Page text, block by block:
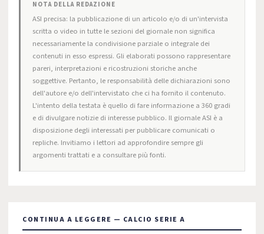
NOTA DELLA REDAZIONE
ASI precisa: la pubblicazione di un articolo e/o di un'intervista
scritta o video in tutte le sezioni del giornale non significa
necessariamente la condivisione parziale o integrale dei
contenuti in esso espressi. Gli elaborati possono rappresentare
pareri, interpretazioni e ricostruzioni storiche anche
soggettive. Pertanto, le responsabilità delle dichiarazioni sono
dell'autore e/o dell'intervistato che ci ha fornito il contenuto.
L'intento della testata è quello di fare informazione a 360 gradi
e di divulgare notizie di interesse pubblico. Il giornale ASI è a
disposizione degli interessati per pubblicare comunicati o
repliche. Invitiamo i lettori ad approfondire sempre gli
argomenti trattati e a consultare più fonti.
CONTINUA A LEGGERE — CALCIO SERIE A